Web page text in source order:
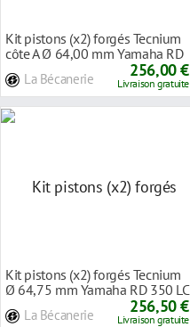
Kit pistons (x2) forgés Tecnium
côte A Ø 64,00 mm Yamaha RD
La Bécanerie 256,00 €
Livraison gratuite
Kit pistons (x2) forgés Tecnium
Ø 64,75 mm Yamaha RD 350 LC
La Bécanerie 256,50 €
Livraison gratuite